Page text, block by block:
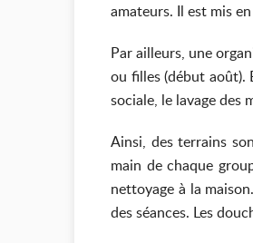
amateurs. Il est mis
Par ailleurs, une
ou filles (début août).
sociale, le lavage des
Ainsi, des terrains
main de chaque
nettoyage à la
des séances. Les